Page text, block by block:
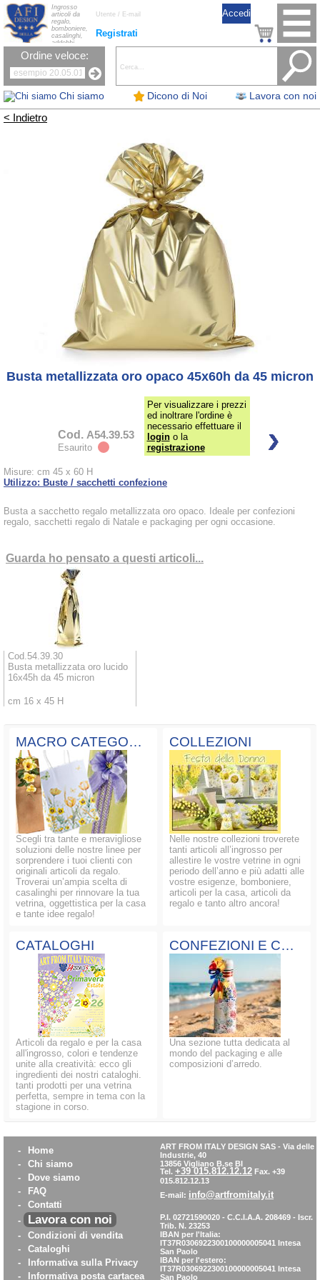
Chi siamo Dicono di Noi Lavora con noi
Registrati
Ingrosso
articoli da
regalo,
bomboniere,
casalinghi,
addobbi
natalizi, nastri,
oggettistica,
la tavola, fiori
artificiali e
candele.
Ordine veloce:
< Indietro
Busta metallizzata oro opaco 45x60h da 45 micron
Cod. A54.39.53
Esaurito
Per visualizzare i prezzi
ed inoltrare l'ordine è
necessario effettuare il
logino la
registrazione
Misure: cm 45 x 60 H
Utilizzo: Buste / sacchetti confezione
Busta a sacchetto regalo metallizzata oro opaco. Ideale per confezioni
regalo, sacchetti regalo di Natale e packaging per ogni occasione.
Guarda ho pensato a questi articoli...
Cod.54.39.30
Busta metallizzata oro lucido
16x45h da 45 micron
cm 16 x 45 H
MACRO CATEGORIE
Scegli tra tante e meravigliose
soluzioni delle nostre linee per
sorprendere i tuoi clienti con
originali articoli da regalo.
Troverai un’ampia scelta di
casalinghi per rinnovare la tua
vetrina, oggettistica per la casa
e tante idee regalo!
COLLEZIONI
Nelle nostre collezioni troverete
tanti articoli all’ingrosso per
allestire le vostre vetrine in ogni
periodo dell’anno e più adatti alle
vostre esigenze, bomboniere,
articoli per la casa, articoli da
regalo e tanto altro ancora!
CATALOGHI
Articoli da regalo e per la casa
all'ingrosso, colori e tendenze
unite alla creatività: ecco gli
ingredienti dei nostri cataloghi.
tanti prodotti per una vetrina
perfetta, sempre in tema con la
stagione in corso.
CONFEZIONI E COMPOSIZIONI
Una sezione tutta dedicata al
mondo del packaging e alle
composizioni d’arredo.
-
Home
-
Chi siamo
-
Dove siamo
-
FAQ
-
Contatti
-
Lavora con noi
-
Condizioni di vendita
-
Cataloghi
-
Informativa sulla Privacy
-
Informativa posta cartacea
ART FROM ITALY DESIGN SAS - Via delle
Industrie, 40
13856 Vigliano B.se BI
Tel. +39 015.812.12.12 Fax. +39
015.812.12.13
E-mail: info@artfromitaly.it
P.I. 02721590020 - C.C.I.A.A. 208469 - Iscr.
Trib. N. 23253
IBAN per l'Italia:
IT37R0306922300100000005041 Intesa
San Paolo
IBAN per l'estero:
IT37R0306922300100000005041 Intesa
San Paolo